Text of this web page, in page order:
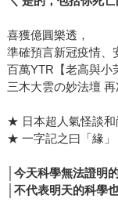
喜獲億圓樂透，
準確預言新冠疫情
百萬YTR【老高與小
三木大雲の妙法壇 再
★ 日本超人氣怪談和
★ 一字記之曰「緣」
今天科學無法證明
│不代表明天的科學